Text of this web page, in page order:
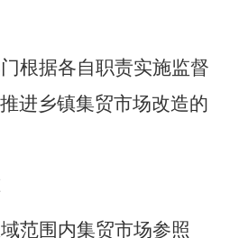
根据各自职责实施监督
进乡镇集贸市场改造的
域范围内集贸市场参照